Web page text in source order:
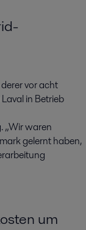
vor acht
in Betrieb
„Wir waren
gelernt haben,
um